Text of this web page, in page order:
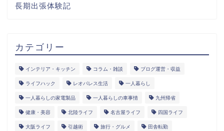
長期出張体験記
カテゴリー
インテリア・キッチン コラム・雑談 ブログ運営・収益
ライフハック レオパレス生活 一人暮らし
一人暮らしの家電製品 一人暮らしの車事情 九州帰省
健康・美容 北陸ライフ 名古屋ライフ 四国ライフ
大阪ライフ 引越術 旅行・グルメ 田舎転勤